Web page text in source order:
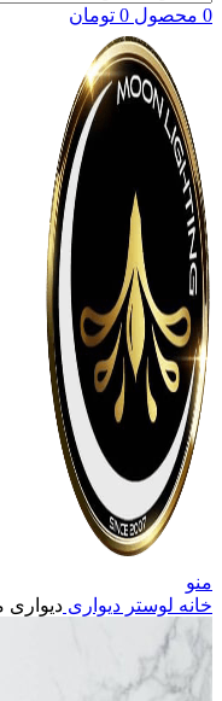
0 محصول 0 تومان
منو
خانه لوستر دیواری دیواری